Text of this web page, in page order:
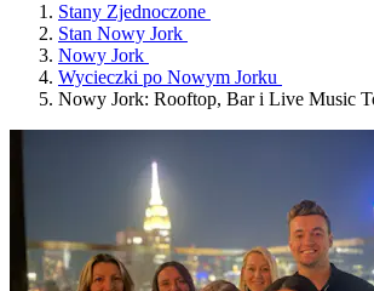
Stany Zjednoczone
Stan Nowy Jork
Nowy Jork
Wycieczki po Nowym Jorku
Nowy Jork: Rooftop, Bar i Live Music